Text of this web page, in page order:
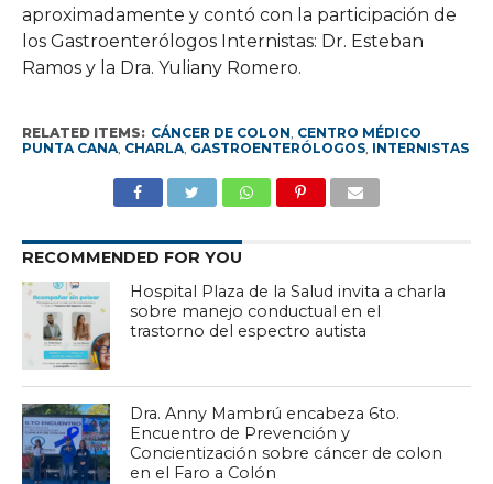
aproximadamente y contó con la participación de
los Gastroenterólogos Internistas: Dr. Esteban
Ramos y la Dra. Yuliany Romero.
RELATED ITEMS: CÁNCER DE COLON CENTRO MÉDICO
PUNTA CANA, CHARLA, GASTROENTERÓLOGOS, INTERNISTAS
RECOMMENDED FOR YOU
Hospital Plaza de la Salud invita a charla
sobre manejo conductual en el
trastorno del espectro autista
Dra. Anny Mambrú encabeza 6to.
Encuentro de Prevención y
Concientización sobre cáncer de colon
en el Faro a Colón